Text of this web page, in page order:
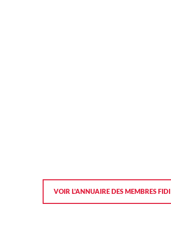
VOIR L'ANNUAIRE DES MEMBRES FIDI